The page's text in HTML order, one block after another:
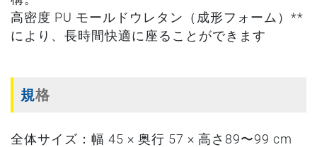
高密度 PU モールドウレタン（成形フォーム）**
により、長時間快適に座ることができます
規格
全体サイズ：幅 45 × 奥行 57 × 高さ89〜99 cm